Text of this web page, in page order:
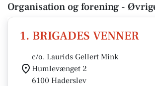
Organisation og forening -
1. BRIGADES VENNER
c/o. Laurids Gellert Mink
Humlevænget 2
6100 Haderslev